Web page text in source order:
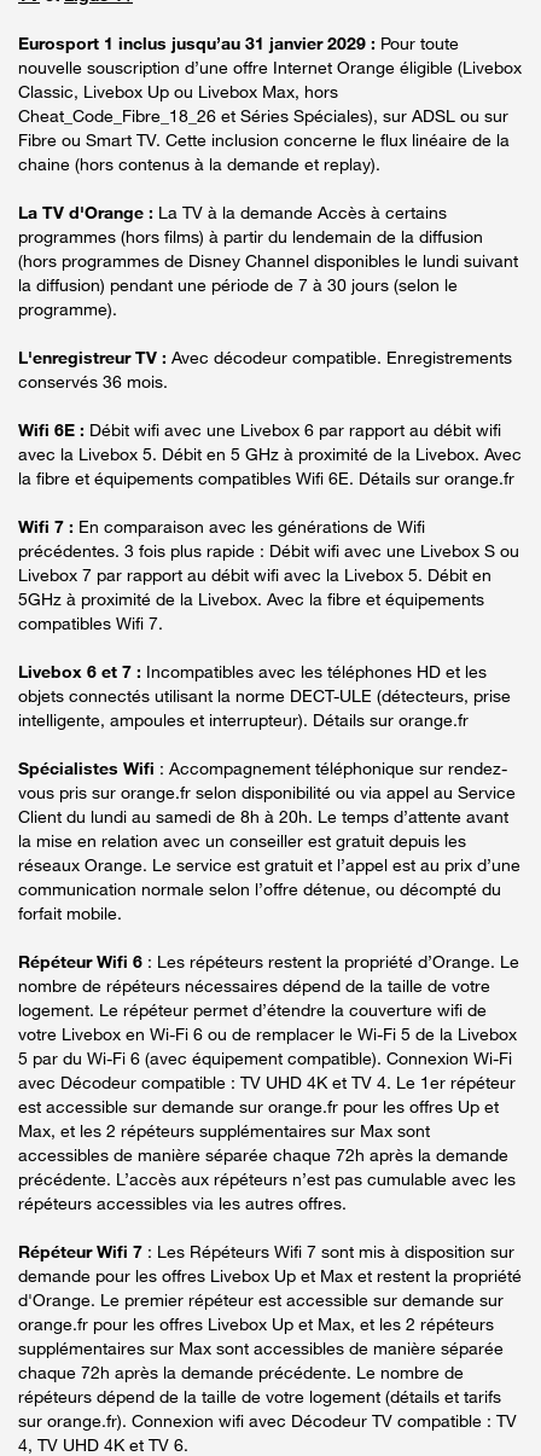
Eurosport 1 inclus jusqu’au 31 janvier 2029 : Pour toute
nouvelle souscription d’une offre Internet Orange éligible (Livebox
Classic, Livebox Up ou Livebox Max, hors
Cheat_Code_Fibre_18_26 et Séries Spéciales), sur ADSL ou sur
Fibre ou Smart TV. Cette inclusion concerne le flux linéaire de la
chaine (hors contenus à la demande et replay).
La TV d'Orange : La TV à la demande Accès à certains
programmes (hors films) à partir du lendemain de la diffusion
(hors programmes de Disney Channel disponibles le lundi suivant
la diffusion) pendant une période de 7 à 30 jours (selon le
programme).
L'enregistreur TV : Avec décodeur compatible. Enregistrements
conservés 36 mois.
Wifi 6E : Débit wifi avec une Livebox 6 par rapport au débit wifi
avec la Livebox 5. Débit en 5 GHz à proximité de la Livebox. Avec
la fibre et équipements compatibles Wifi 6E. Détails sur orange.fr
Wifi 7 : En comparaison avec les générations de Wifi
précédentes. 3 fois plus rapide : Débit wifi avec une Livebox S ou
Livebox 7 par rapport au débit wifi avec la Livebox 5. Débit en
5GHz à proximité de la Livebox. Avec la fibre et équipements
compatibles Wifi 7.
Livebox 6 et 7 : Incompatibles avec les téléphones HD et les
objets connectés utilisant la norme DECT-ULE (détecteurs, prise
intelligente, ampoules et interrupteur). Détails sur orange.fr
Spécialistes Wifi : Accompagnement téléphonique sur rendez-
vous pris sur orange.fr selon disponibilité ou via appel au Service
Client du lundi au samedi de 8h à 20h. Le temps d’attente avant
la mise en relation avec un conseiller est gratuit depuis les
réseaux Orange. Le service est gratuit et l’appel est au prix d’une
communication normale selon l’offre détenue, ou décompté du
forfait mobile.
Répéteur Wifi 6 : Les répéteurs restent la propriété d’Orange. Le
nombre de répéteurs nécessaires dépend de la taille de votre
logement. Le répéteur permet d’étendre la couverture wifi de
votre Livebox en Wi-Fi 6 ou de remplacer le Wi-Fi 5 de la Livebox
5 par du Wi-Fi 6 (avec équipement compatible). Connexion Wi-Fi
avec Décodeur compatible : TV UHD 4K et TV 4. Le 1er répéteur
est accessible sur demande sur orange.fr pour les offres Up et
Max, et les 2 répéteurs supplémentaires sur Max sont
accessibles de manière séparée chaque 72h après la demande
précédente. L’accès aux répéteurs n’est pas cumulable avec les
répéteurs accessibles via les autres offres.
Répéteur Wifi 7 : Les Répéteurs Wifi 7 sont mis à disposition sur
demande pour les offres Livebox Up et Max et restent la propriété
d'Orange. Le premier répéteur est accessible sur demande sur
orange.fr pour les offres Livebox Up et Max, et les 2 répéteurs
supplémentaires sur Max sont accessibles de manière séparée
chaque 72h après la demande précédente. Le nombre de
répéteurs dépend de la taille de votre logement (détails et tarifs
sur orange.fr). Connexion wifi avec Décodeur TV compatible : TV
4, TV UHD 4K et TV 6.